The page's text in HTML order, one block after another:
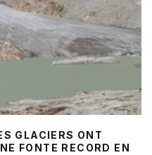
GLACIERS ONT
FONTE RECORD EN